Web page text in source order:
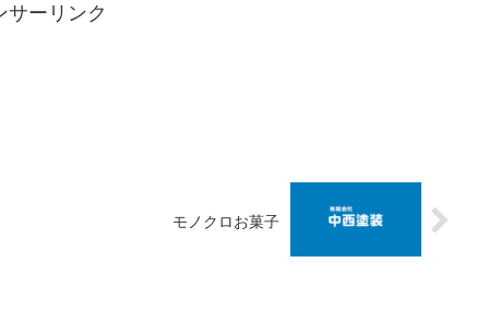
サーリンク
モノクロお菓子